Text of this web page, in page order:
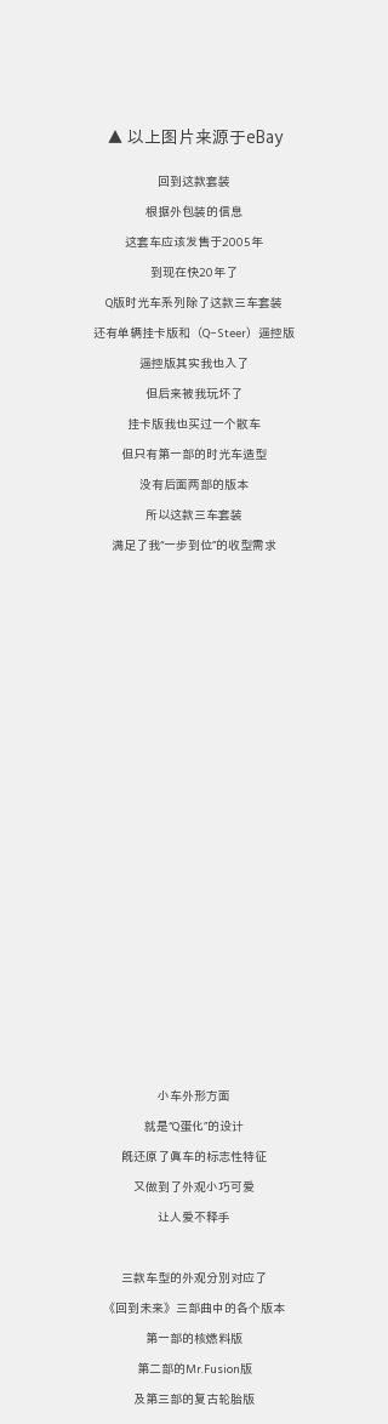
▲ 以上图片来源于eBay
回到这款套装
根据外包装的信息
这套车应该发售于2005年
到现在快20年了
Q版时光车系列除了这款三车套装
还有单辆挂卡版和（Q-Steer）遥控版
遥控版其实我也入了
但后来被我玩坏了
挂卡版我也买过一个散车
但只有第一部的时光车造型
没有后面两部的版本
所以这款三车套装
满足了我“一步到位”的收型需求
小车外形方面
就是“Q蛋化”的设计
既还原了真车的标志性特征
又做到了外观小巧可爱
让人爱不释手
三款车型的外观分别对应了
《回到未来》三部曲中的各个版本
第一部的核燃料版
第二部的Mr.Fusion版
及第三部的复古轮胎版